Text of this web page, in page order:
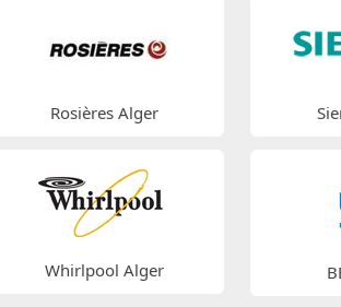
Rosières Alger
Whirlpool Alger